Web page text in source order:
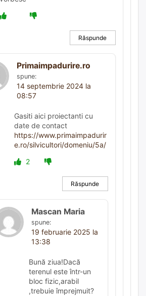
Răspunde
Primaimpadurire.ro
spune:
14 septembrie 2024 la
08:57
Gasiti aici proiectanti cu
date de contact
https://www.primaimpadurir
e.ro/silvicultori/domeniu/5a/
2
Răspunde
Mascan Maria
spune:
19 februarie 2025 la
13:38
Bună ziua!Dacă
terenul este într-un
bloc fizic,arabil
,trebuie împrejmuit?